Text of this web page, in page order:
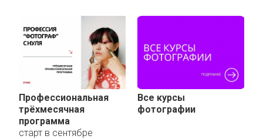
Профессиональная
трёхмесячная
программа
старт в сентябре
Все курсы
фотографии